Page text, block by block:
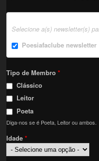
Selecione a(s) newsletter(s)
Poesiafaclube newsletter
Tipo de Membro*
Clássico
Leitor
Poeta
Diga-nos se é Poeta, Leitor ou ambos.
Idade*